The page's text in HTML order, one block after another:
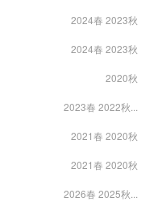
2024春 2023秋
2024春 2023秋
2020秋
2023春 2022秋...
2021春 2020秋
2021春 2020秋
2026春 2025秋...